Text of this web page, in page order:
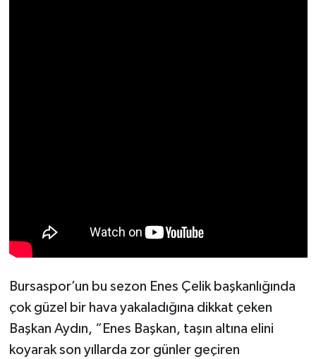
Bursaspor’un bu sezon Enes Çelik başkanlığında
çok güzel bir hava yakaladığına dikkat çeken
Başkan Aydın, “Enes Başkan, taşın altına elini
koyarak son yıllarda zor günler geçiren